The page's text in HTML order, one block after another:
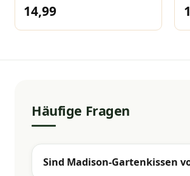
14,99
Häufige Fragen
Sind Madison-Gartenkissen